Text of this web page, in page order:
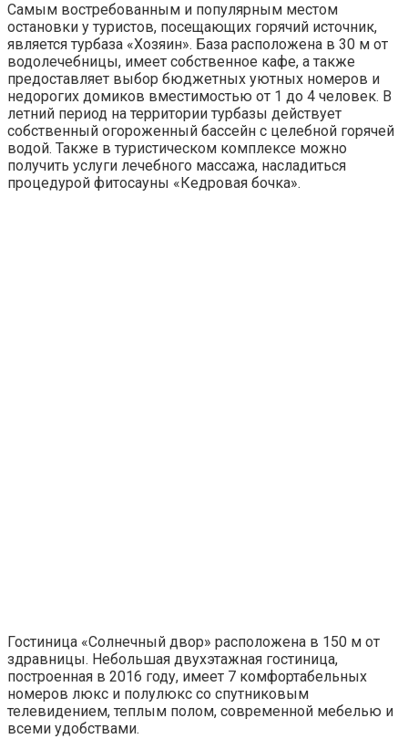
Самым востребованным и популярным местом
остановки у туристов, посещающих горячий источник,
является турбаза «Хозяин». База расположена в 30 м от
водолечебницы, имеет собственное кафе, а также
предоставляет выбор бюджетных уютных номеров и
недорогих домиков вместимостью от 1 до 4 человек. В
летний период на территории турбазы действует
собственный огороженный бассейн с целебной горячей
водой. Также в туристическом комплексе можно
получить услуги лечебного массажа, насладиться
процедурой фитосауны «Кедровая бочка».
Гостиница «Солнечный двор» расположена в 150 м от
здравницы. Небольшая двухэтажная гостиница,
построенная в 2016 году, имеет 7 комфортабельных
номеров люкс и полулюкс со спутниковым
телевидением, теплым полом, современной мебелью и
всеми удобствами.